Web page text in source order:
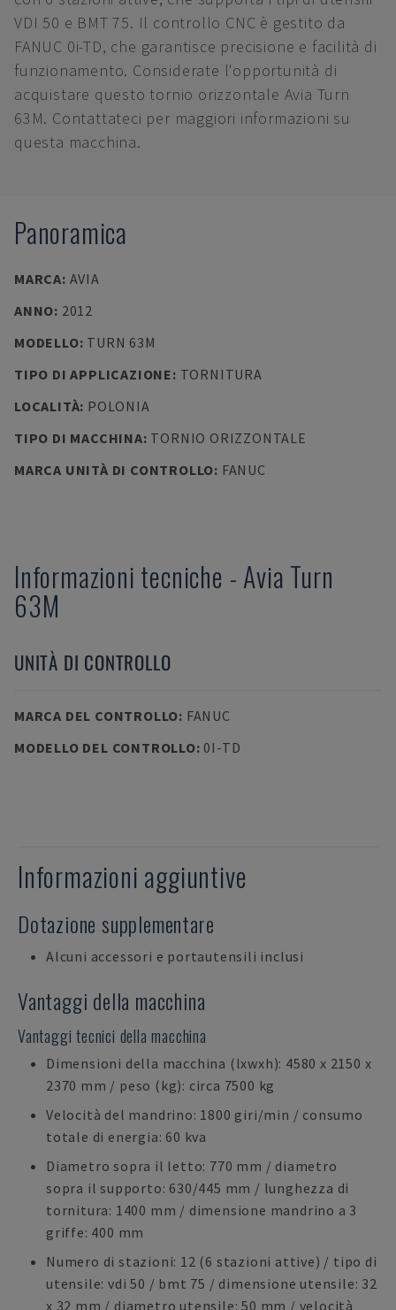
VDI 50 e BMT 75. Il controllo CNC è gestito da
FANUC 0i-TD, che garantisce precisione e facilità di
funzionamento. Considerate l'opportunità di
acquistare questo tornio orizzontale Avia Turn
63M. Contattateci per maggiori informazioni su
questa macchina.
Panoramica
MARCA: AVIA
ANNO: 2012
MODELLO: TURN 63M
TIPO DI APPLICAZIONE: TORNITURA
LOCALITÀ: POLONIA
TIPO DI MACCHINA: TORNIO ORIZZONTALE
MARCA UNITÀ DI CONTROLLO: FANUC
Informazioni tecniche - Avia Turn
63M
UNITÀ DI CONTROLLO
MARCA DEL CONTROLLO: FANUC
MODELLO DEL CONTROLLO: 0I-TD
Informazioni aggiuntive
Dotazione supplementare
Alcuni accessori e portautensili inclusi
Vantaggi della macchina
Vantaggi tecnici della macchina
Dimensioni della macchina (lxwxh): 4580 x 2150 x
2370 mm / peso (kg): circa 7500 kg
Velocità del mandrino: 1800 giri/min / consumo
totale di energia: 60 kva
Diametro sopra il letto: 770 mm / diametro
sopra il supporto: 630/445 mm / lunghezza di
tornitura: 1400 mm / dimensione mandrino a 3
griffe: 400 mm
Numero di stazioni: 12 (6 stazioni attive) / tipo di
utensile: vdi 50 / bmt 75 / dimensione utensile: 32
x 32 mm / diametro utensile: 50 mm / velocità